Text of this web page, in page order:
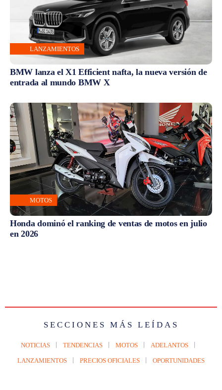
LANZAMIENTOS
BMW lanza el X1 Efficient nafta, la nueva versión de
entrada al mundo BMW X
MOTOS
Honda dominó el ranking de ventas de motos en julio
en 2026
SECCIONES MÁS LEÍDAS
NOTICIAS TENDENCIAS MOTOS ADELANTOS
LANZAMIENTOS PRECIOS OFICIALES OPORTUNIDADES